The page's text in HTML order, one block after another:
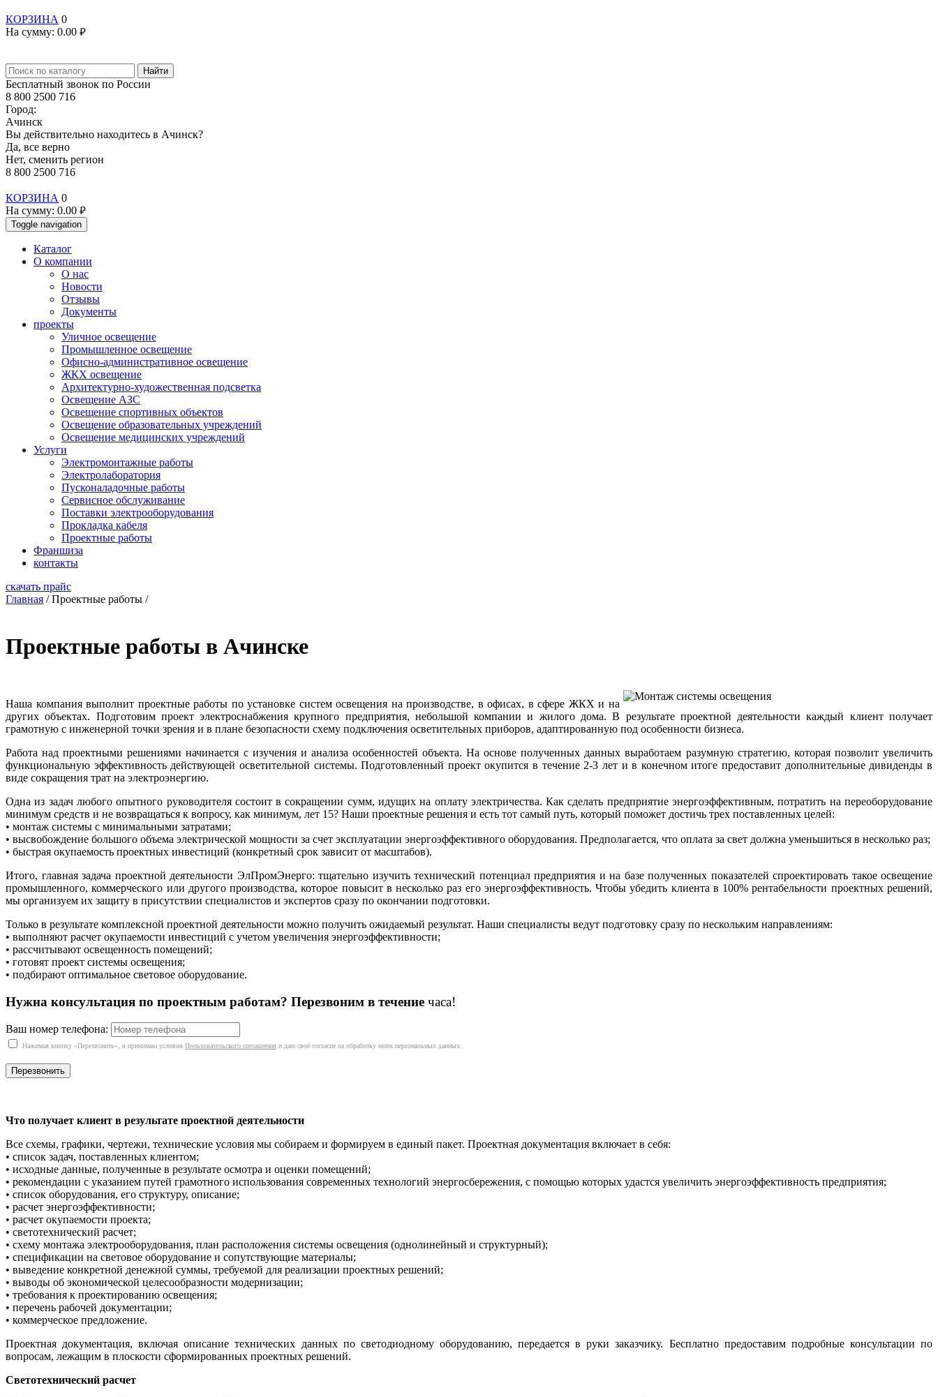
КОРЗИНА 0
На сумму: 0.00 руб.
Найти
Бесплатный звонок по России
8 800 2500 716
Город:
Ачинск
Вы действительно находитесь в Ачинск?
Да, все верно
Нет, сменить регион
8 800 2500 716
КОРЗИНА 0
На сумму: 0.00 руб.
Toggle navigation
Каталог
О компании
О нас
Новости
Отзывы
Документы
проекты
Уличное освещение
Промышленное освещение
Офисно-административное освещение
ЖКХ освещение
Архитектурно-художественная подсветка
Освещение АЗС
Освещение спортивных объектов
Освещение образовательных учреждений
Освещение медицинских учреждений
Услуги
Электромонтажные работы
Электролаборатория
Пусконаладочные работы
Сервисное обслуживание
Поставки электрооборудования
Прокладка кабеля
Проектные работы
Франшиза
контакты
скачать прайс
Главная / Проектные работы /
Проектные работы в Ачинске
Наша компания выполнит проектные работы по установке систем освещения на производстве, в офисах, в сфере ЖКХ и на
других объектах. Подготовим проект электроснабжения крупного предприятия, небольшой компании и жилого дома. В результате проектной деятельности каждый клиент получает
грамотную с инженерной точки зрения и в плане безопасности схему подключения осветительных приборов, адаптированную под особенности бизнеса.
Работа над проектными решениями начинается с изучения и анализа особенностей объекта. На основе полученных данных выработаем разумную стратегию, которая позволит увеличить
функциональную эффективность действующей осветительной системы. Подготовленный проект окупится в течение 2-3 лет и в конечном итоге предоставит дополнительные дивиденды в
виде сокращения трат на электроэнергию.
Одна из задач любого опытного руководителя состоит в сокращении сумм, идущих на оплату электричества. Как сделать предприятие энергоэффективным, потратить на переоборудование
минимум средств и не возвращаться к вопросу, как минимум, лет 15? Наши проектные решения и есть тот самый путь, который поможет достичь трех поставленных целей:
• монтаж системы с минимальными затратами;
• высвобождение большого объема электрической мощности за счет эксплуатации энергоэффективного оборудования. Предполагается, что оплата за свет должна уменьшиться в несколько раз;
• быстрая окупаемость проектных инвестиций (конкретный срок зависит от масштабов).
Итого, главная задача проектной деятельности ЭлПромЭнерго: тщательно изучить технический потенциал предприятия и на базе полученных показателей спроектировать такое освещение
промышленного, коммерческого или другого производства, которое повысит в несколько раз его энергоэффективность. Чтобы убедить клиента в 100% рентабельности проектных решений,
мы организуем их защиту в присутствии специалистов и экспертов сразу по окончании подготовки.
Только в результате комплексной проектной деятельности можно получить ожидаемый результат. Наши специалисты ведут подготовку сразу по нескольким направлениям:
• выполняют расчет окупаемости инвестиций с учетом увеличения энергоэффективности;
• рассчитывают освещенность помещений;
• готовят проект системы освещения;
• подбирают оптимальное световое оборудование.
Нужна консультация по проектным работам? Перезвоним в течение часа!
Ваш номер телефона:
Нажимая кнопку «Перезвонить», я принимаю условия Пользовательского соглашения и даю своё согласие на обработку моих персональных данных
Что получает клиент в результате проектной деятельности
Все схемы, графики, чертежи, технические условия мы собираем и формируем в единый пакет. Проектная документация включает в себя:
• список задач, поставленных клиентом;
• исходные данные, полученные в результате осмотра и оценки помещений;
• рекомендации с указанием путей грамотного использования современных технологий энергосбережения, с помощью которых удастся увеличить энергоэффективность предприятия;
• список оборудования, его структуру, описание;
• расчет энергоэффективности;
• расчет окупаемости проекта;
• светотехнический расчет;
• схему монтажа электрооборудования, план расположения системы освещения (однолинейный и структурный);
• спецификации на световое оборудование и сопутствующие материалы;
• выведение конкретной денежной суммы, требуемой для реализации проектных решений;
• выводы об экономической целесообразности модернизации;
• требования к проектированию освещения;
• перечень рабочей документации;
• коммерческое предложение.
Проектная документация, включая описание технических данных по светодиодному оборудованию, передается в руки заказчику. Бесплатно предоставим подробные консультации по
вопросам, лежащим в плоскости сформированных проектных решений.
Светотехнический расчет